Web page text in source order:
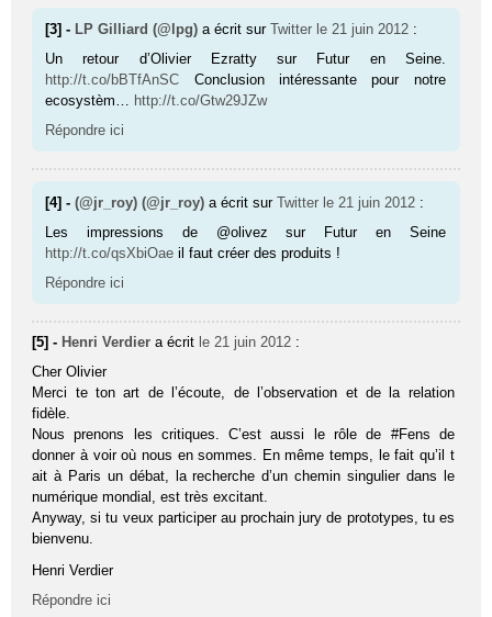
[3] - LP Gilliard (@lpg) a écrit surTwitter le 21 juin 2012 :
Un retour d’Olivier Ezratty sur Futur en Seine.
http://t.co/bBTfAnSC Conclusion intéressante pour notre
ecosystèm… http://t.co/Gtw29JZw
Répondre ici
[4] -(@jr_roy) (@jr_roy) a écrit surTwitter le 21 juin 2012 :
Les impressions de @olivez sur Futur en Seine
http://t.co/qsXbiOae il faut créer des produits !
Répondre ici
[5] - Henri Verdier a écrit le 21 juin 2012 :
Cher Olivier
Merci te ton art de l’écoute, de l’observation et de la relation
fidèle.
Nous prenons les critiques. C’est aussi le rôle de #Fens de
donner à voir où nous en sommes. En même temps, le fait qu’il t
ait à Paris un débat, la recherche d’un chemin singulier dans le
numérique mondial, est très excitant.
Anyway, si tu veux participer au prochain jury de prototypes, tu es
bienvenu.
Henri Verdier
Répondre ici